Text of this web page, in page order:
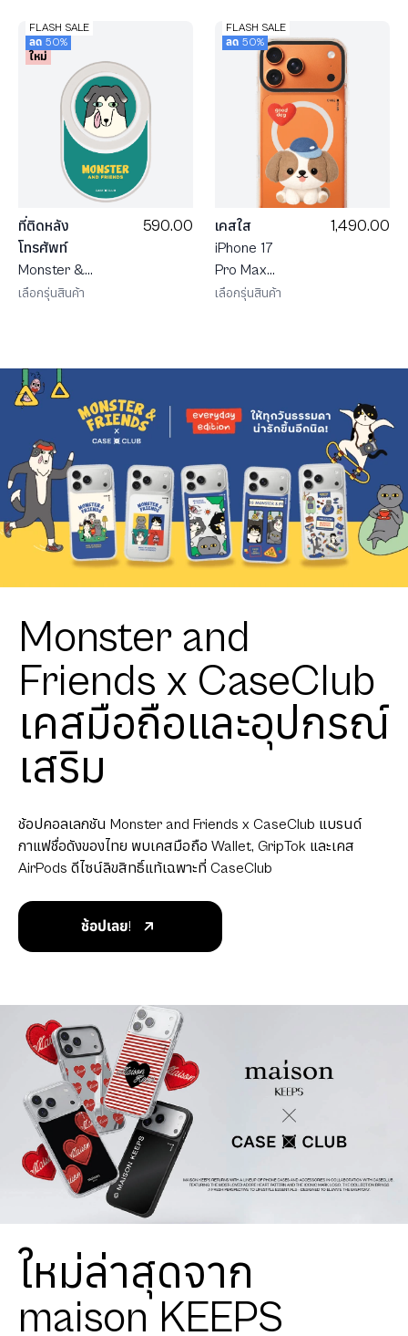
FLASH SALE
ลด 50%
ใหม่
ที่ติดหลัง
โทรศัพท์
Monster &
Friends ชาร์
590.00
เลือกรุ่นสินค้า
FLASH SALE
ลด 50%
เคสใส
iPhone 17
Pro Max
MagSafe
1,490.00
เลือกรุ่นสินค้า
Monster and
Friends x CaseClub
เคสมือถือและอุปกรณ์
เสริม
ช้อปคอลเลกชัน Monster and Friends x CaseClub แบรนด์
กาแฟชื่อดังของไทย พบเคสมือถือ Wallet, GripTok และเคส
AirPods ดีไซน์ลิขสิทธิ์แท้เฉพาะที่ CaseClub
ช้อปเลย!
ใหม่ล่าสุดจาก
maison KEEPS